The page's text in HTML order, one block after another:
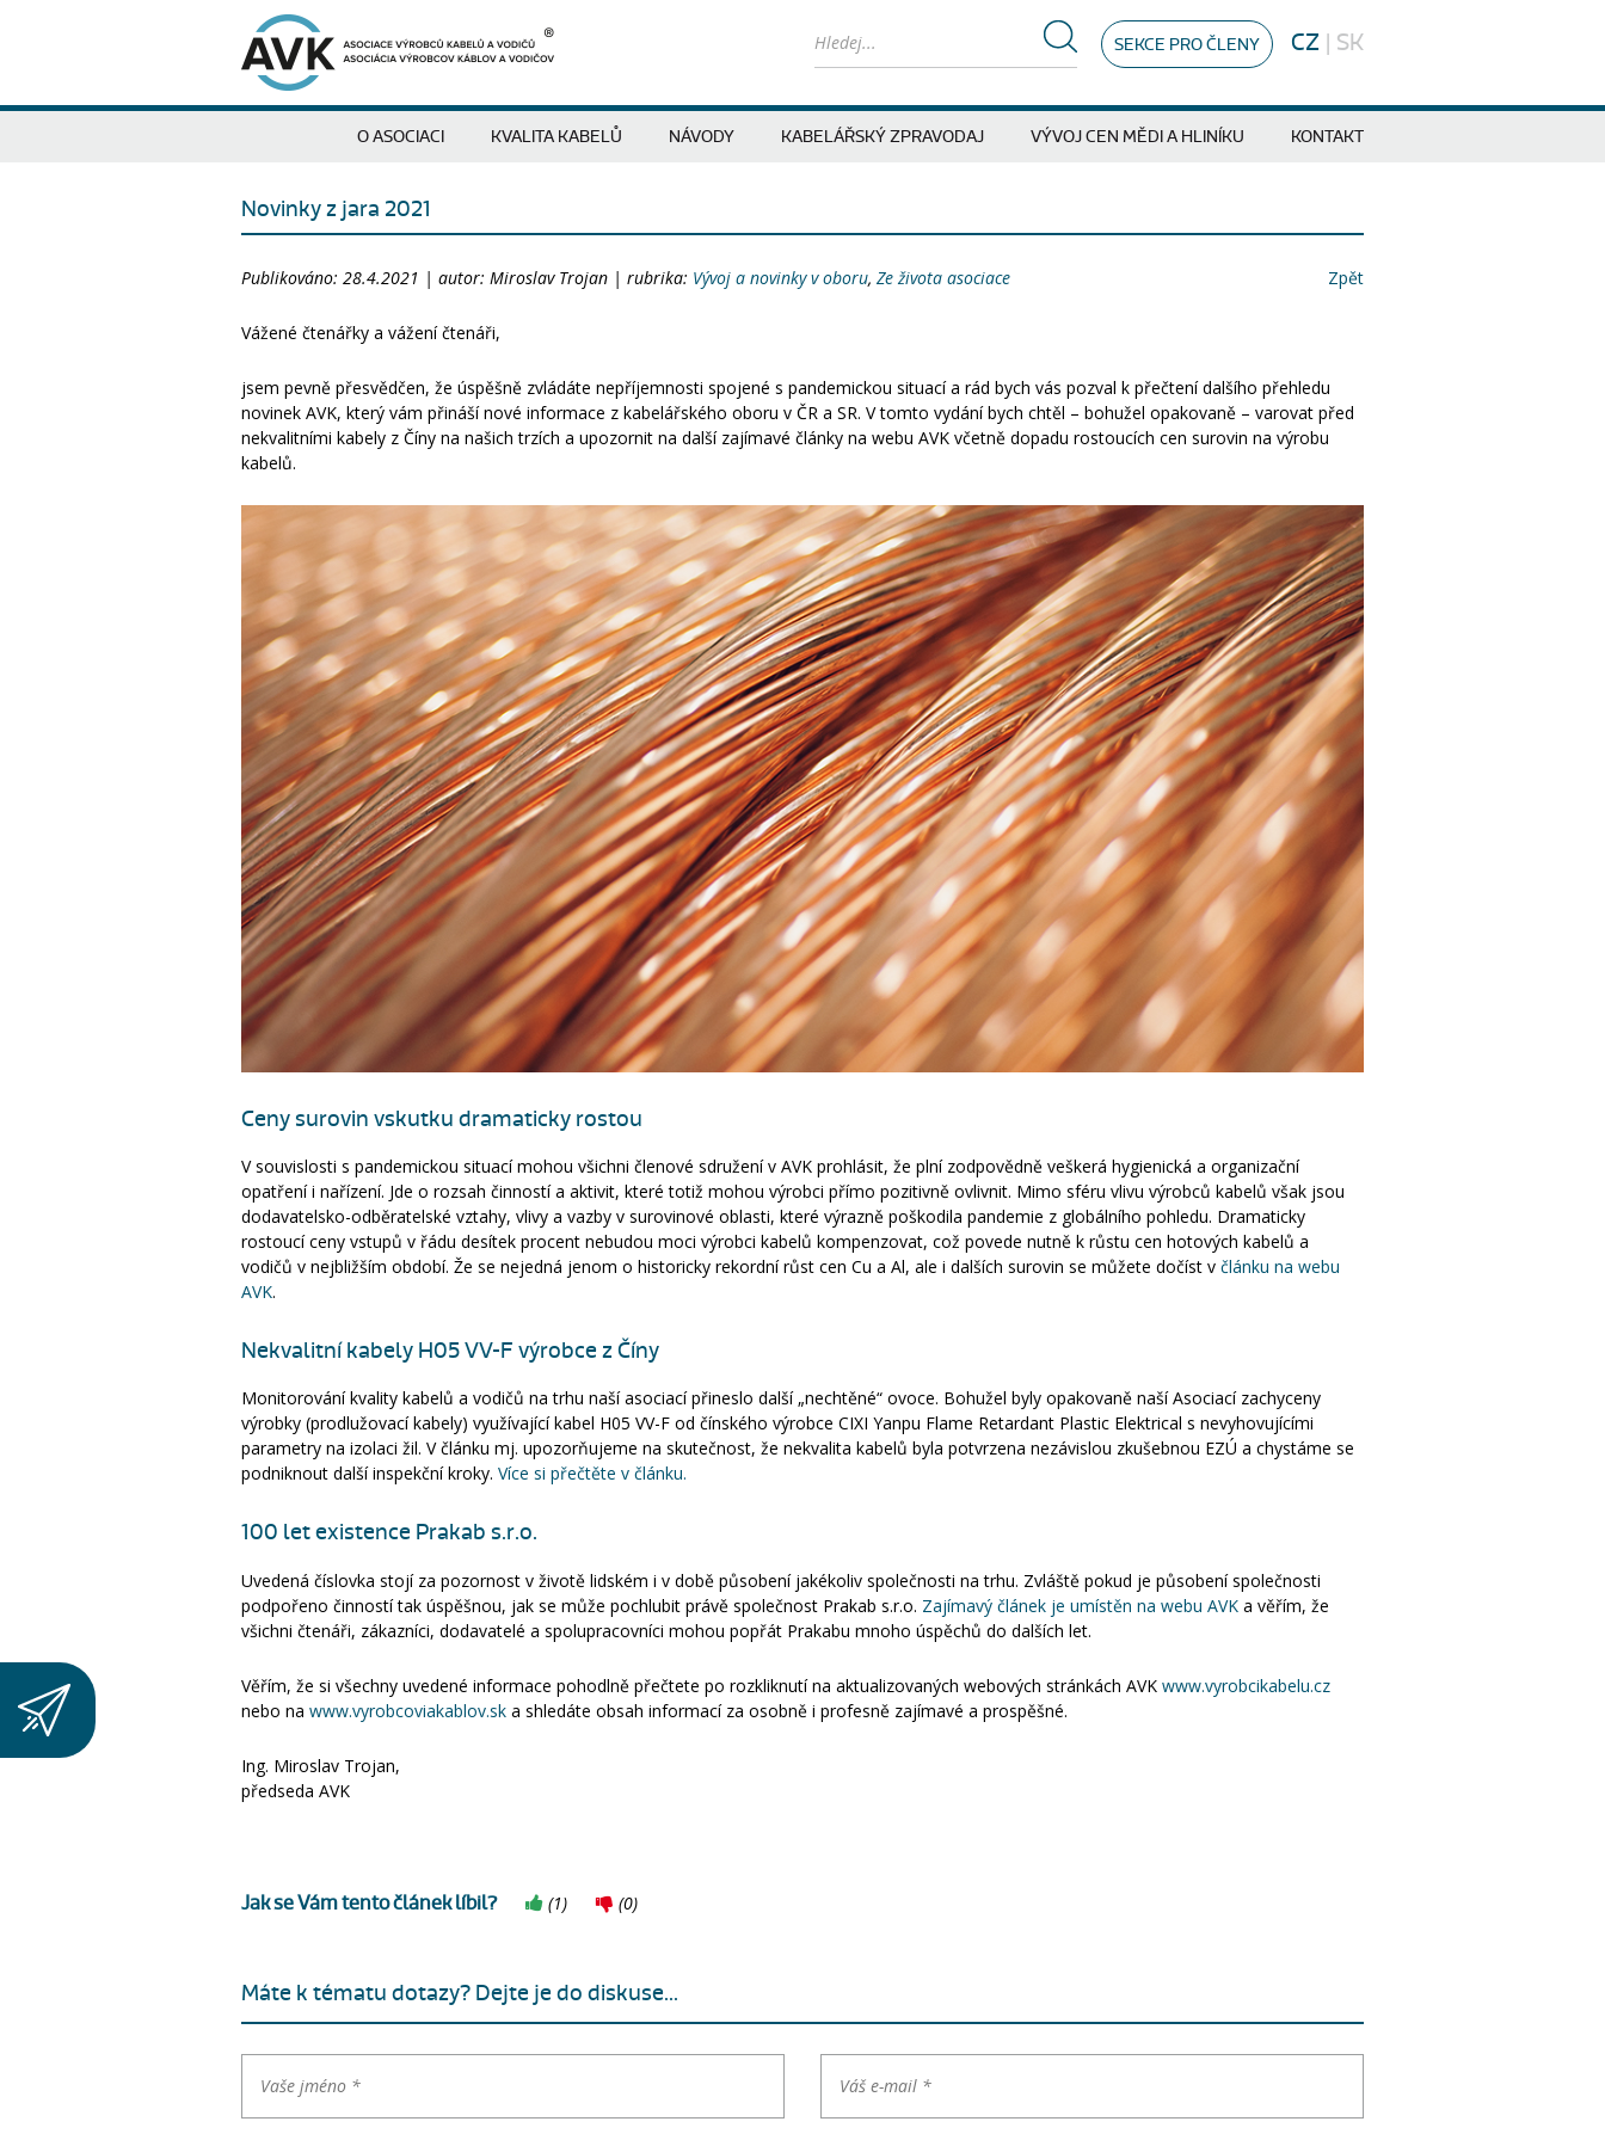
SEKCE PRO ČLENY CZ | SK
O ASOCIACI KVALITA KABELŮ NÁVODY KABELÁŘSKÝ ZPRAVODAJ VÝVOJ CEN MĚDI A HLINÍKU KONTAKT
Novinky z jara 2021
Publikováno: 28.4.2021 | autor: Miroslav Trojan | rubrika: Vývoj a novinky v oboru, Ze života asociace Zpět
Vážené čtenářky a vážení čtenáři,
jsem pevně přesvědčen, že úspěšně zvládáte nepříjemnosti spojené s pandemickou situací a rád bych vás pozval k přečtení dalšího přehledu
novinek AVK, který vám přináší nové informace z kabelářského oboru v ČR a SR. V tomto vydání bych chtěl – bohužel opakovaně – varovat před
nekvalitními kabely z Číny na našich trzích a upozornit na další zajímavé články na webu AVK včetně dopadu rostoucích cen surovin na výrobu
kabelů.
Ceny surovin vskutku dramaticky rostou
V souvislosti s pandemickou situací mohou všichni členové sdružení v AVK prohlásit, že plní zodpovědně veškerá hygienická a organizační
opatření i nařízení. Jde o rozsah činností a aktivit, které totiž mohou výrobci přímo pozitivně ovlivnit. Mimo sféru vlivu výrobců kabelů však jsou
dodavatelsko-odběratelské vztahy, vlivy a vazby v surovinové oblasti, které výrazně poškodila pandemie z globálního pohledu. Dramaticky
rostoucí ceny vstupů v řádu desítek procent nebudou moci výrobci kabelů kompenzovat, což povede nutně k růstu cen hotových kabelů a
vodičů v nejbližším období. Že se nejedná jenom o historicky rekordní růst cen Cu a Al, ale i dalších surovin se můžete dočíst v článku na webu
AVK.
Nekvalitní kabely H05 VV-F výrobce z Číny
Monitorování kvality kabelů a vodičů na trhu naší asociací přineslo další „nechtěné“ ovoce. Bohužel byly opakovaně naší Asociací zachyceny
výrobky (prodlužovací kabely) využívající kabel H05 VV-F od čínského výrobce CIXI Yanpu Flame Retardant Plastic Elektrical s nevyhovujícími
parametry na izolaci žil. V článku mj. upozorňujeme na skutečnost, že nekvalita kabelů byla potvrzena nezávislou zkušebnou EZÚ a chystáme se
podniknout další inspekční kroky. Více si přečtěte v článku.
100 let existence Prakab s.r.o.
Uvedená číslovka stojí za pozornost v životě lidském i v době působení jakékoliv společnosti na trhu. Zvláště pokud je působení společnosti
podpořeno činností tak úspěšnou, jak se může pochlubit právě společnost Prakab s.r.o. Zajímavý článek je umístěn na webu AVK a věřím, že
všichni čtenáři, zákazníci, dodavatelé a spolupracovníci mohou popřát Prakabu mnoho úspěchů do dalších let.
Věřím, že si všechny uvedené informace pohodlně přečtete po rozkliknutí na aktualizovaných webových stránkách AVK www.vyrobcikabelu.cz
nebo na www.vyrobcoviakablov.sk a shledáte obsah informací za osobně i profesně zajímavé a prospěšné.
Ing. Miroslav Trojan,
předseda AVK
Jak se Vám tento článek líbil? (1) (0)
Máte k tématu dotazy? Dejte je do diskuse...